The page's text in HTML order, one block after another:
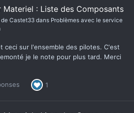
Materiel : Liste des Composants
de Castet33 dans Problèmes avec le service
ceci sur l'ensemble des pilotes. C'est
je le note pour plus tard. Merci
1